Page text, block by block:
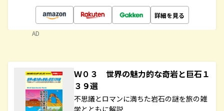
詳細を見る
AD
Ｗ０３ 世界の魅力的な奇岩と巨石１
３９選
不思議とロマンに満ちた岩石の謎を旅の雑
学とともに解説